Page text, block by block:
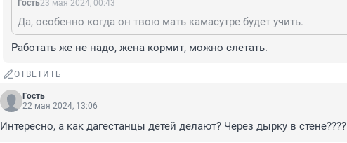
Гость23 мая 2024, 00:43
Да, особенно когда он твою мать камасутре будет учить.
Работать же не надо, жена кормит, можно слетать.
ОТВЕТИТЬ
Гость
22 мая 2024, 13:06
Интересно, а как дагестанцы детей делают? Через дырку в стене????